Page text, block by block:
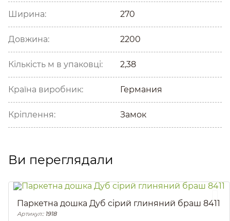
Ширина: 270
Довжина: 2200
Кількість м в упаковці: 2,38
Країна виробник: Германия
Кріплення: Замок
Ви переглядали
Паркетна дошка Дуб сірий глиняний браш 8411
Артикул:: 1918